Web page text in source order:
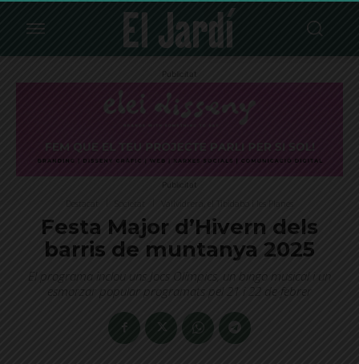
Publicitat
Publicitat
Festa Major d’Hivern dels
barris de muntanya 2025
El programa inclou uns Jocs Olímpics, un bingo musical i un
esmorzar popular programats pel 21 i 22 de febrer